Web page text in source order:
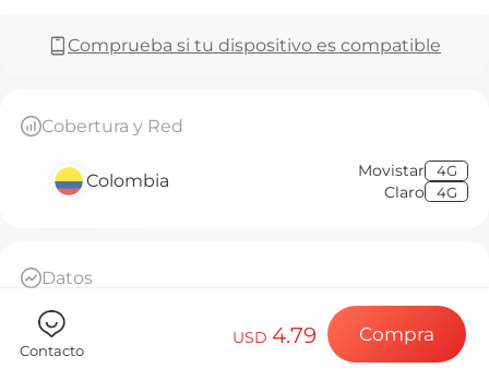
Elija su
Instale su
Disfrute de su
Conexión a
Comprueba si tu dispositivo es compatible
Cobertura y Red
Colombia
Movistar 4G
Claro 4G
Datos
throttled a 384kbps ilimitado
Base Diaria
A partir de la activación, cada 24 horas cuenta
Contacto
USD4.79 Compra